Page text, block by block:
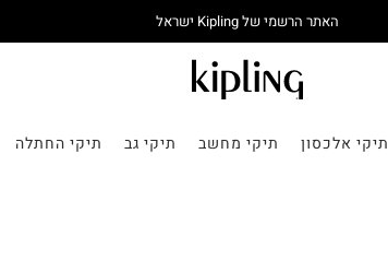
האתר הרשמי של Kipling ישראל
תיקי אלכסון תיקי מחשב תיקי גב תיקי החתלה